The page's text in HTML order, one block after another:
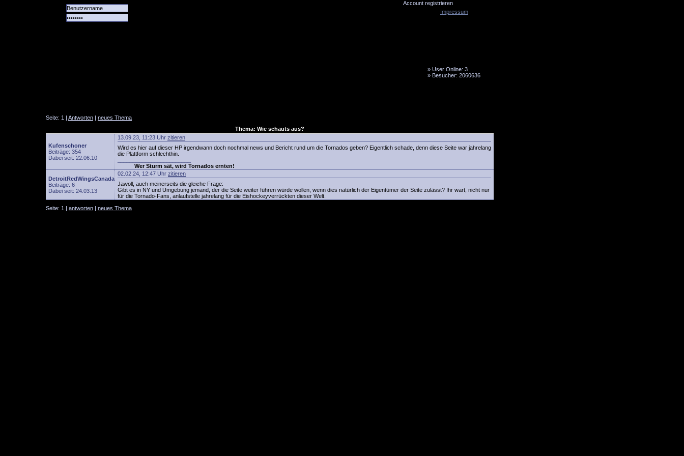
Account registrieren
» User Online: 3
» Besucher: 2060636
Seite: 1 | Antworten | neues Thema
Thema: Wie schauts aus?
Kufenschoner
Beiträge: 354
Dabei seit: 22.06.10
13.09.23, 11:23 Uhr zitieren
Wird es hier auf dieser HP irgendwann doch nochmal news und Bericht rund um die Tornados geben? Eigentlich schade, denn diese Seite war jahrelang
die Plattform schlechthin.
Wer Sturm sät, wird Tornados ernten!
DetroitRedWingsCanada
Beiträge: 6
Dabei seit: 24.03.13
02.02.24, 12:47 Uhr zitieren
Jawoll, auch meinerseits die gleiche Frage:
Gibt es in NY und Umgebung jemand, der die Seite weiter führen würde wollen, wenn dies natürlich der Eigentümer der Seite zulässt? Ihr wart, nicht nur
für die Tornado-Fans, anlaufstelle jahrelang für die Eishockeyverrückten dieser Welt.
Seite: 1 | antworten | neues Thema
Impressum